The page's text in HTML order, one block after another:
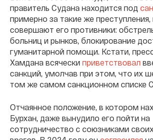
правитель Судана находится под
примерно за такие же преступления,
совершают его противники:
больниц и рынков, блокирование
гуманитарной помощи. Кстати,
Хамдана всячески приветствовал
санкций, умолчав при этом, что их
том же самом санкционном списке
Отчаянное положение, в котором
Бурхан, даже вынудило его пойти на
сотрудничество с союзниками